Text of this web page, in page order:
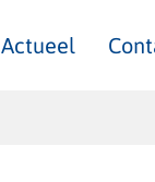
Actueel